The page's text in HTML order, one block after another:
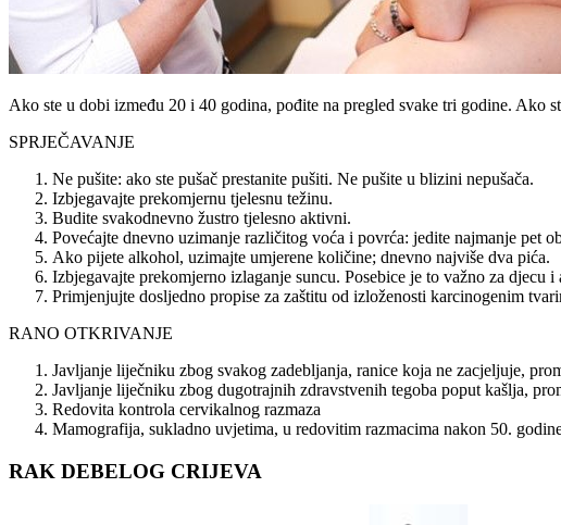
Ako ste u dobi između 20 i 40 godina, pođite na pregled svake tri godine. Ako
SPRJEČAVANJE
Ne pušite: ako ste pušač prestanite pušiti. Ne pušite u blizini nepušača.
Izbjegavajte prekomjernu tjelesnu težinu.
Budite svakodnevno žustro tjelesno aktivni.
Povećajte dnevno uzimanje različitog voća i povrća: jedite najmanje pet
Ako pijete alkohol, uzimajte umjerene količine; dnevno najviše dva pića.
Izbjegavajte prekomjerno izlaganje suncu. Posebice je to važno za
Primjenjujte dosljedno propise za zaštitu od izloženosti karcinogenim
RANO OTKRIVANJE
Javljanje liječniku zbog svakog zadebljanja, ranice koja ne zacjeljuje,
Javljanje liječniku zbog dugotrajnih zdravstvenih tegoba poput kašlja,
Redovita kontrola cervikalnog razmaza
Mamografija, sukladno uvjetima, u redovitim razmacima nakon 50.
RAK DEBELOG CRIJEVA